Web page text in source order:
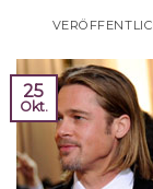
25
Okt.